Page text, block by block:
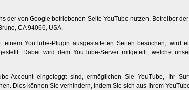
der von Google betriebenen Seite YouTube nutzen. Betreiber
CA 94066, USA.
YouTube-Plugin ausgestatteten Seiten besuchen, wird
Dabei wird dem YouTube-Server mitgeteilt, welche
Account eingeloggt sind, ermöglichen Sie YouTube, Ihr
Dies können Sie verhindern, indem Sie sich aus Ihrem